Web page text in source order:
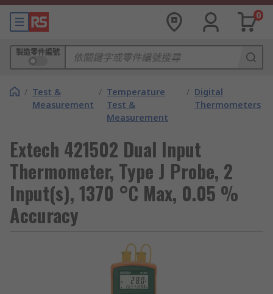
0
製造零件編號
/ Test &
Measurement
/ Temperature
Test &
Measurement
/ Digital
Thermometers
Extech 421502 Dual Input
Thermometer, Type J Probe, 2
Input(s), 1370 °C Max, 0.05 %
Accuracy